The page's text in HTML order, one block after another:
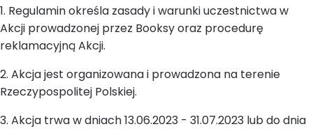
1. Regulamin określa zasady i warunki uczestnictwa w
Akcji prowadzonej przez Booksy oraz procedurę
reklamacyjną Akcji.
2. Akcja jest organizowana i prowadzona na terenie
Rzeczypospolitej Polskiej.
3. Akcja trwa w dniach 13.06.2023 - 31.07.2023 lub do dnia